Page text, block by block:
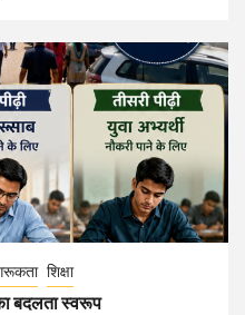
शिक्षा
बदलता स्वरूप